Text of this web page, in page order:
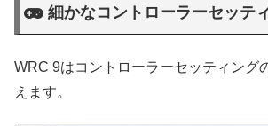
細かなコントローラーセッテ
WRC 9はコントローラーセッティング
えます。